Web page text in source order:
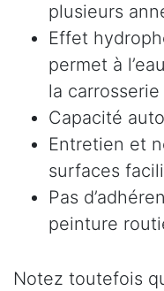
plusieurs
Effet
permet à
la carrosserie
Capacité
Entretien et
surfaces
Pas
peinture
Notez toutefois